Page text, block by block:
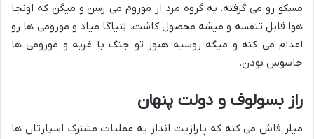
مسکو رو می گرفته. یه گروه مرد از موروم می رسن و میگن که اونجا
هوا قابل تنفسه و میشه محصول کاشت. لِتیاگا میاد و مورومی ها رو
اعدام می کنه و میگه روسیه هنوز تو جنگ با غربه و مورومی ها
جاسوس بودن.
راز بسولوف و دولت پنهان
میلر فاش می کنه که پارازیت انداز یه عملیات مشترک اسپارتان ها